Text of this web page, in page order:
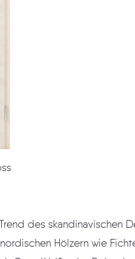
Designs auf: helle, kühle